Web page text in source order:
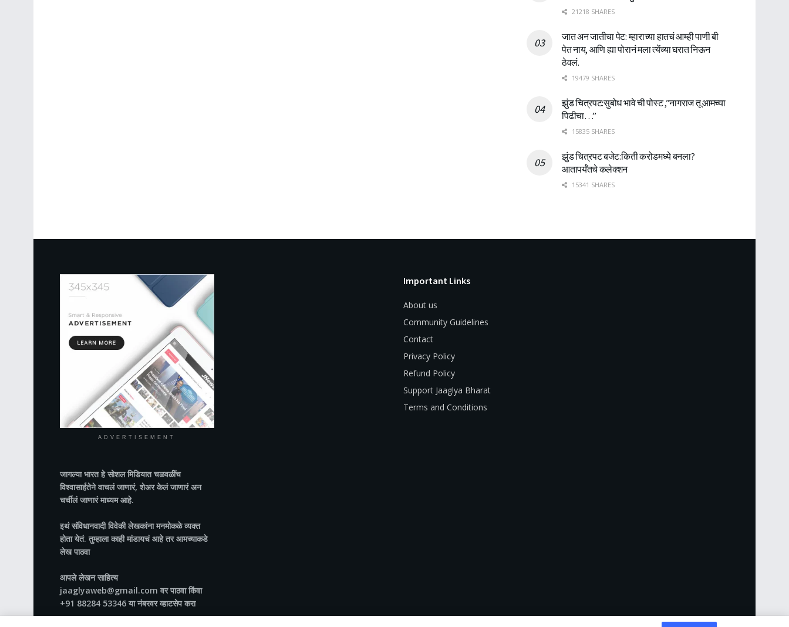
21218 SHARES
जात अन जातीचा पेट: म्हाराच्या हातचं आम्ही पाणी बी
पेत नाय, आणि ह्या पोरानं मला त्येंच्या घरात निऊन
ठेवलं.
19479 SHARES
झुंड चित्रपट:सुबोध भावे ची पोस्ट ,”नागराज तू आमच्या
पिढीचा…”
15835 SHARES
झुंड चित्रपट बजेट:किती करोडमध्ये बनला?
आतापर्यँतचे कलेक्शन
15341 SHARES
ADVERTISEMENT
जागल्या भारतहे सोशल मिडियात चळवळींच
विश्वासार्हतेने वाचलं जाणारं, शेअर केलं जाणारं अन
चर्चीलं जाणारं माध्यम आहे.
इथं संविधानवादी विवेकी लेखकांना मनमोकळे व्यक्त
होता येतं. तुम्हाला काही मांडायचं आहे तर आमच्याकडे
लेख पाठवा
आपले लेखन साहित्य
jaaglyaweb@gmail.com वर पाठवा किंवा
+91 88284 53346 या नंबरवर व्हाटसेप करा
Important Links
About us
Community Guidelines
Contact
Privacy Policy
Refund Policy
Support Jaaglya Bharat
Terms and Conditions